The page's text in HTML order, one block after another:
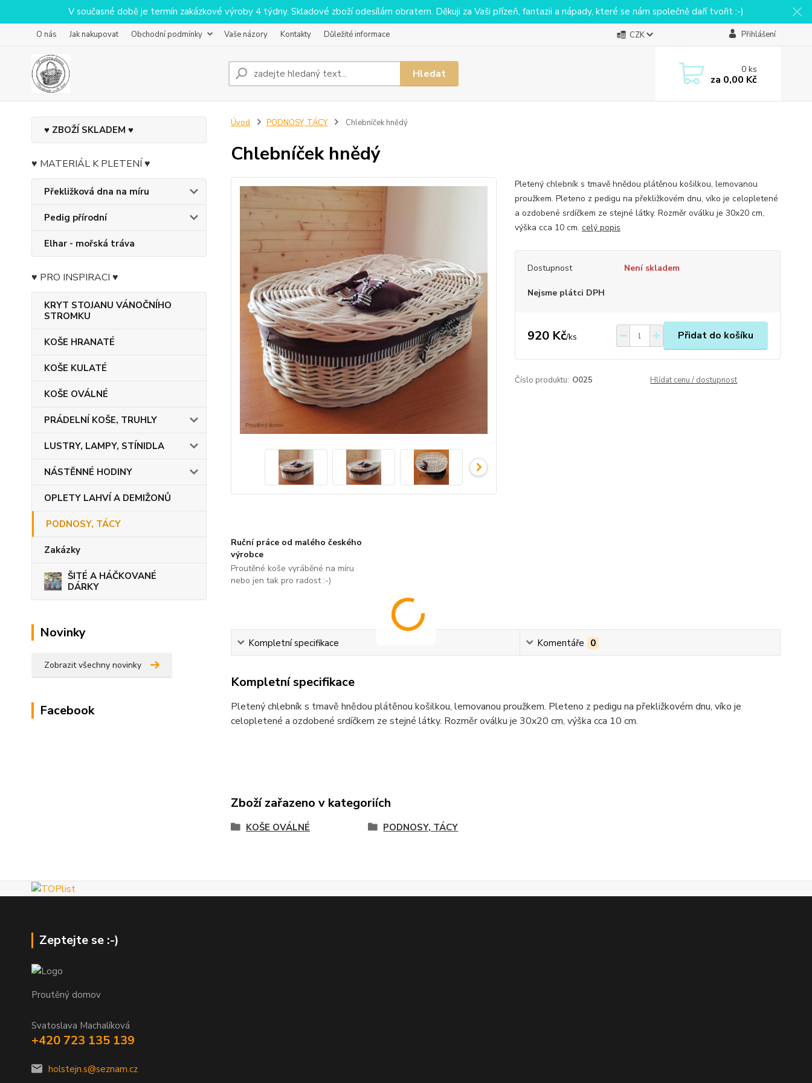
V současné době je termín zakázkové výroby 4 týdny. Skladové zboží odesílám obratem. Děkuji za Vaši přízeň, fantazii a nápady, které se nám společně daří tvořit :-)
O nás Jak nakupovat Obchodní podmínky Vaše názory Kontakty Důležité informace CZK Přihlášení
Hledat 0ks
za 0,00 Kč
♥ ZBOŽÍ SKLADEM ♥
♥ MATERIÁL K PLETENÍ ♥
Překližková dna na míru
Pedig přírodní
Elhar - mořská tráva
♥ PRO INSPIRACI ♥
KRYT STOJANU VÁNOČNÍHO
STROMKU
KOŠE HRANATÉ
KOŠE KULATÉ
KOŠE OVÁLNÉ
PRÁDELNÍ KOŠE, TRUHLY
LUSTRY, LAMPY, STÍNIDLA
NÁSTĚNNÉ HODINY
OPLETY LAHVÍ A DEMIŽONŮ
PODNOSY, TÁCY
Zakázky
ŠITÉ A HÁČKOVANÉ
DÁRKY
Novinky
Zobrazit všechny novinky
Facebook
Úvod PODNOSY, TÁCY Chlebníček hnědý
Chlebníček hnědý
Pletený chlebník s tmavě hnědou plátěnou košilkou, lemovanou
proužkem. Pleteno z pedigu na překližkovém dnu, víko je celopletené
a ozdobené srdíčkem ze stejné látky. Rozměr oválku je 30x20 cm,
výška cca 10 cm. celý popis
Dostupnost Není skladem
Nejsme plátci DPH
920 Kč/ks Přidat do košíku
Číslo produktu: O025 Hlídat cenu / dostupnost
Ruční práce od malého českého
výrobce
Proutěné koše vyráběné na míru
nebo jen tak pro radost :-)
Kompletní specifikace Komentáře 0
Kompletní specifikace
Pletený chlebník s tmavě hnědou plátěnou košilkou, lemovanou proužkem. Pleteno z pedigu na překližkovém dnu, víko je
celopletené a ozdobené srdíčkem ze stejné látky. Rozměr oválku je 30x20 cm, výška cca 10 cm.
Zboží zařazeno v kategoriích
KOŠE OVÁLNÉ PODNOSY, TÁCY
Zeptejte se :-)
Proutěný domov
Svatoslava Machalíková
+420 723 135 139
holstejn.s@seznam.cz